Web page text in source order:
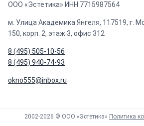
ООО «Эстетика» ИНН 7715987564
м. Улица Академика Янгеля, 117519, г.
150, корп. 2, этаж 3, офис 312
8 (495) 505-10-56
8 (495) 940-74-93
okno555@inbox.ru
2002-2026 © ООО «Эстетика» Политика